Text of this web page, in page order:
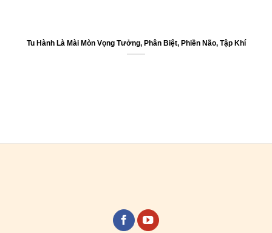
Tu Hành Là Mài Mòn Vọng Tưởng, Phân Biệt, Phiền Não, Tập Khí